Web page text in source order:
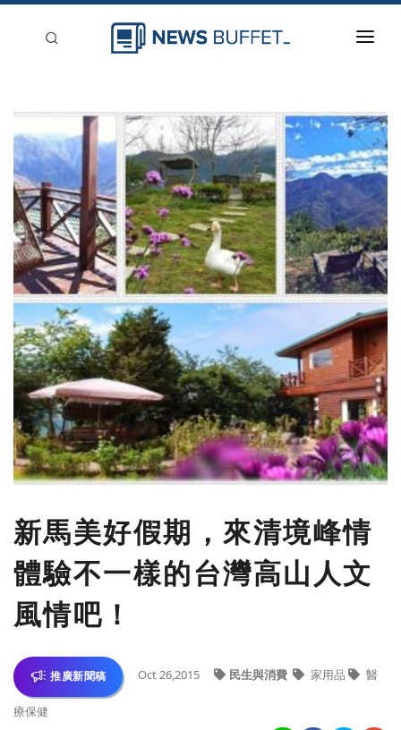
新聞稿分類
登入
刊登
新馬美好假期，來清境峰情
體驗不一樣的台灣高山人文
風情吧！
推廣新聞稿 Oct 26,2015 民生與消費 家用品 醫
療保健